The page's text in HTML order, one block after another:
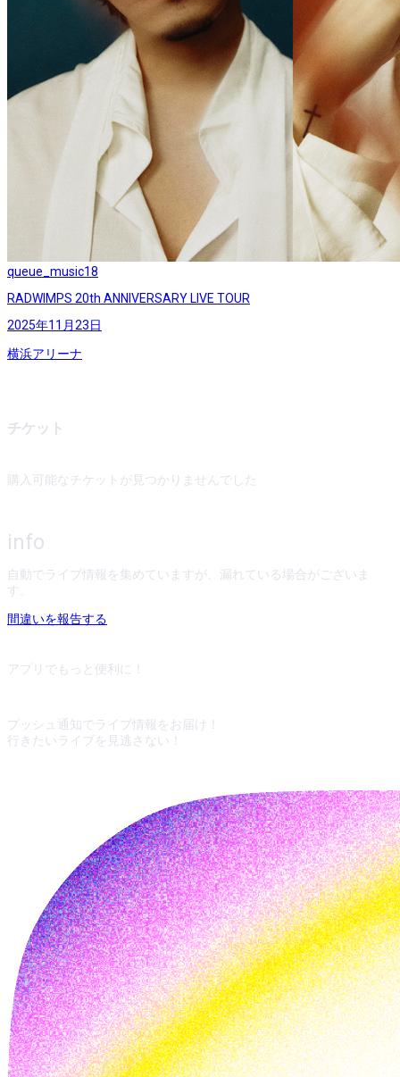
queue_music18
RADWIMPS 20th ANNIVERSARY LIVE TOUR
2025年11月23日
横浜アリーナ
チケット
購入可能なチケットが見つかりませんでした
info
自動でライブ情報を集めていますが、漏れている場合がございま
す。
間違いを報告する
アプリでもっと便利に！
プッシュ通知でライブ情報をお届け！
行きたいライブを見逃さない！